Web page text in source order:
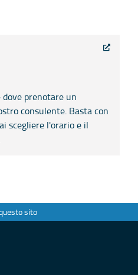
dove prenotare un
consulente. Basta con
scegliere l'orario e il
sito